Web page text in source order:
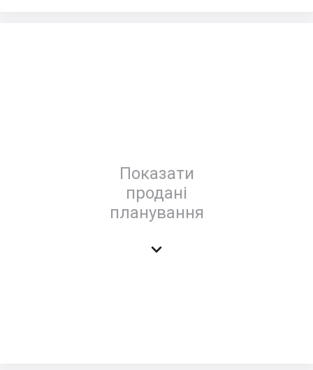
Показати
продані
планування
